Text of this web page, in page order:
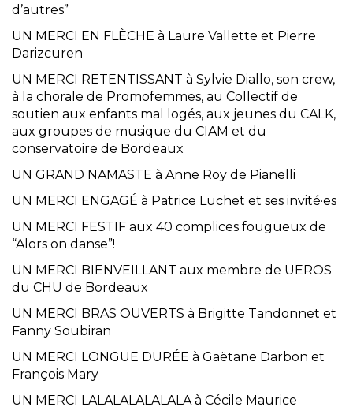
d’autres”
UN MERCI EN FLÈCHE à Laure Vallette et Pierre
Darizcuren
UN MERCI RETENTISSANT à Sylvie Diallo, son crew,
à la chorale de Promofemmes, au Collectif de
soutien aux enfants mal logés, aux jeunes du CALK,
aux groupes de musique du CIAM et du
conservatoire de Bordeaux
UN GRAND NAMASTE à Anne Roy de Pianelli
UN MERCI ENGAGÉ à Patrice Luchet et ses invité·es
UN MERCI FESTIF aux 40 complices fougueux de
“Alors on danse”!
UN MERCI BIENVEILLANT aux membre de UEROS
du CHU de Bordeaux
UN MERCI BRAS OUVERTS à Brigitte Tandonnet et
Fanny Soubiran
UN MERCI LONGUE DURÉE à Gaëtane Darbon et
François Mary
UN MERCI LALALALALALALA à Cécile Maurice